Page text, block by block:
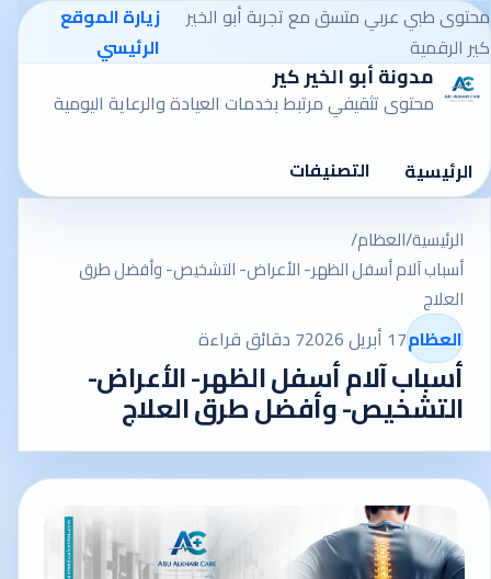
محتوى طبي عربي متسق مع تجربة أبو الخير
كير الرقمية
زيارة الموقع
الرئيسي
مدونة أبو الخير كير
محتوى تثقيفي مرتبط بخدمات العيادة والرعاية اليومية
الرئيسية التصنيفات
الرئيسية/العظام/
أسباب آلام أسفل الظهر- الأعراض- التشخيص- وأفضل طرق
العلاج
العظام17 أبريل 2026 7 دقائق قراءة
أسباب آلام أسفل الظهر- الأعراض-
التشخيص- وأفضل طرق العلاج